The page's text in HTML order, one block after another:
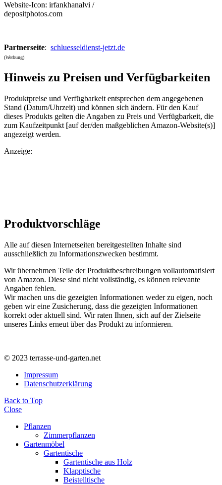
Website-Icon: irfankhanalvi /
depositphotos.com
Partnerseite: schluesseldienst-jetzt.de
(Werbung)
Hinweis zu Preisen und Verfügbarkeiten
Produktpreise und Verfügbarkeit entsprechen dem angegebenen
Stand (Datum/Uhrzeit) und können sich ändern. Für den Kauf
dieses Produkts gelten die Angaben zu Preis und Verfügbarkeit, die
zum Kaufzeitpunkt [auf der/den maßgeblichen Amazon-Website(s)]
angezeigt werden.
Anzeige:
Produktvorschläge
Alle auf diesen Internetseiten bereitgestellten Inhalte sind
ausschließlich zu Informationszwecken bestimmt.
Wir übernehmen Teile der Produktbeschreibungen vollautomatisiert
von Amazon. Diese sind nicht vollständig, es können relevante
Angaben fehlen.
Wir machen uns die gezeigten Informationen weder zu eigen, noch
geben wir eine Zusicherung, dass die gezeigten Informationen
korrekt oder aktuell sind. Wir raten Ihnen, sich auf der Zielseite
unseres Links erneut über das Produkt zu informieren.
© 2023 terrasse-und-garten.net
Impressum
Datenschutzerklärung
Back to Top
Close
Pflanzen
Zimmerpflanzen
Gartenmöbel
Gartentische
Gartentische aus Holz
Klapptische
Beistelltische